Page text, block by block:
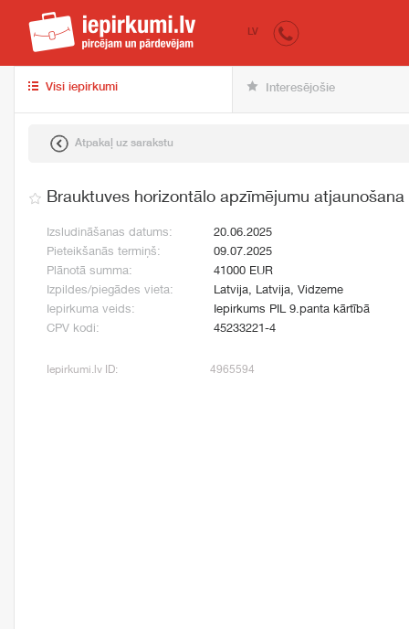
iepirkumi.lv
LV
Visi iepirkumi Interesējošie
Atpakaļ uz sarakstu
Brauktuves horizontālo apzīmējumu atjaunošana
Izsludināšanas datums:
20.06.2025
Pieteikšanās termiņš:
09.07.2025
Plānotā summa:
41000 EUR
Izpildes/piegādes vieta:
Latvija, Latvija, Vidzeme
Iepirkuma veids:
Iepirkums PIL 9.panta kārtībā
CPV kodi:
45233221-4
Iepirkumi.lv ID: 4965594